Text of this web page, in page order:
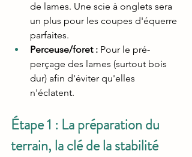
de lames. Une scie à onglets sera
un plus pour les coupes d'équerre
parfaites.
Perceuse/foret : Pour le pré-
perçage des lames (surtout bois
dur) afin d'éviter qu'elles
n'éclatent.
Étape 1 : La préparation du
terrain, la clé de la stabilité